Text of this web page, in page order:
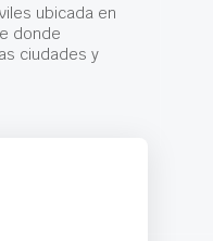
ubicada en
donde
ciudades y